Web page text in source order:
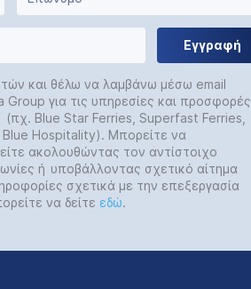
Εγγραφή
και θέλω να λαμβάνω μέσω email
για τις υπηρεσίες και προσφορές
Blue Star Ferries, Superfast Ferries,
Hospitality). Μπορείτε να
ακολουθώντας τον αντίστοιχο
ή υποβάλλοντας σχετικό αίτημα
σχετικά με την επεξεργασία
να δείτε εδώ.